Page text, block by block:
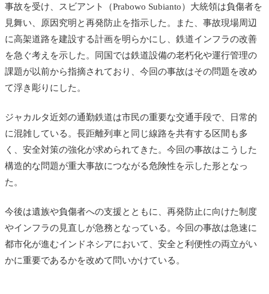
事故を受け、スビアント（Prabowo Subianto）大統領は負傷者を
見舞い、原因究明と再発防止を指示した。また、事故現場周辺
に高架道路を建設する計画を明らかにし、鉄道インフラの改善
を急ぐ考えを示した。同国では鉄道設備の老朽化や運行管理の
課題が以前から指摘されており、今回の事故はその問題を改め
て浮き彫りにした。
ジャカルタ近郊の通勤鉄道は市民の重要な交通手段で、日常的
に混雑している。長距離列車と同じ線路を共有する区間も多
く、安全対策の強化が求められてきた。今回の事故はこうした
構造的な問題が重大事故につながる危険性を示した形となっ
た。
今後は遺族や負傷者への支援とともに、再発防止に向けた制度
やインフラの見直しが急務となっている。今回の事故は急速に
都市化が進むインドネシアにおいて、安全と利便性の両立がい
かに重要であるかを改めて問いかけている。